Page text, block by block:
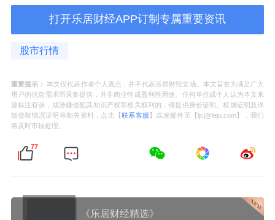
4.19亿美元，合计7.65亿美元，约合人民币
53.34亿元。
月，海能达向深圳市中级人民法院起诉，诉请
其全新设计开发的H系列产品不侵犯摩托罗拉
商业秘密和版权。
2023年，海能达董秘曾在投资者关系平台上表
金额，也不认可基于一审判决结果作出的后续
打开乐居财经APP订制专属重要资讯
股市行情
重要提示： 本文仅代表作者个人观点，并不代表乐居财经立场。本文旨在为满足广大
用户的信息需求而采集提供，并非商业性或盈利性用途。任何单位或个人认为本文来
源标注有误，或涉嫌侵犯其知识产权等相关权利的，请提供身份证明、权属证明及详
细侵权情况证明等相关资料，点击【联系客服 】或发邮件至【ljcj@leju.com】，我们
将及时审核处理。
77
《乐居财经精选》